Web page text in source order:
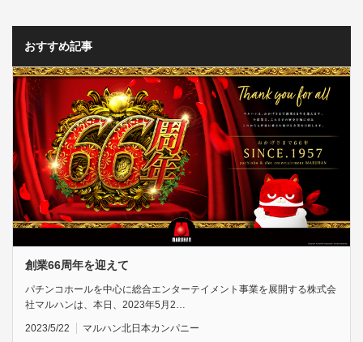
おすすめ記事
創業66周年を迎えて
パチンコホールを中心に総合エンターテイメント事業を展開する株式会
社マルハンは、本日、2023年5月2…
2023/5/22 マルハン北日本カンパニー